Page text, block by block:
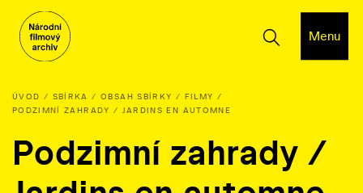
Menu
ÚVOD SBÍRKA OBSAH SBÍRKY
FILMY
PODZIMNÍ ZAHRADY / JARDINS EN AUTOMNE
Podzimní zahrady /